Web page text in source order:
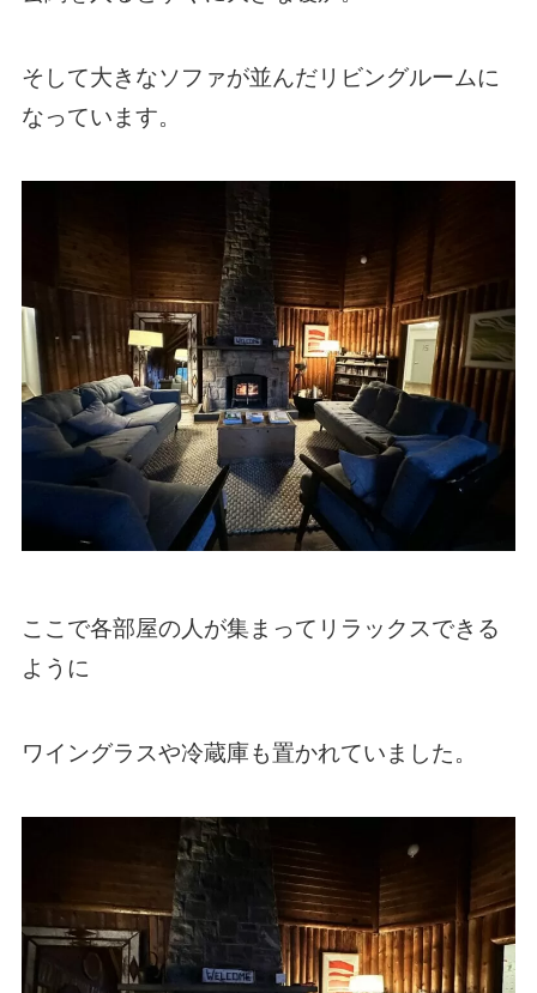
そして大きなソファが並んだリビングルームに
なっています。
ここで各部屋の人が集まってリラックスできる
ように
ワイングラスや冷蔵庫も置かれていました。